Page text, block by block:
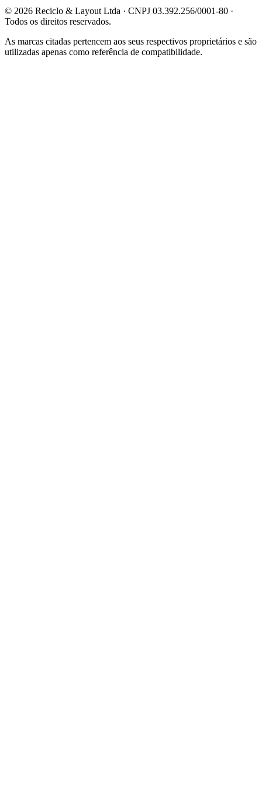
© 2026 Reciclo & Layout Ltda · CNPJ 03.392.256/0001-80 ·
Todos os direitos reservados.
As marcas citadas pertencem aos seus respectivos proprietários e são
utilizadas apenas como referência de compatibilidade.